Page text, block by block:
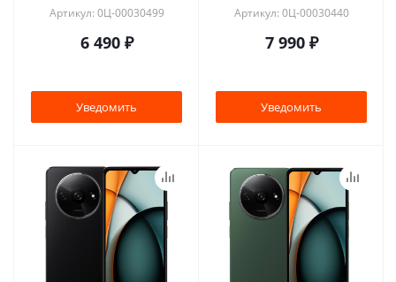
Артикул: 0Ц-00030499
6 490₽
Уведомить
Артикул: 0Ц-00030440
7 990₽
Уведомить